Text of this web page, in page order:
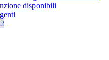
disponibili
2